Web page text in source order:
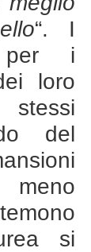
“. I
per i
loro
del
si